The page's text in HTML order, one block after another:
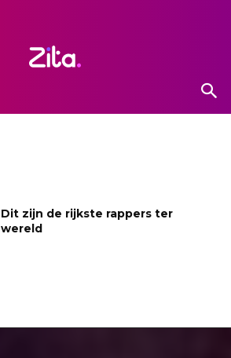
Dit zijn de rijkste rappers ter
wereld